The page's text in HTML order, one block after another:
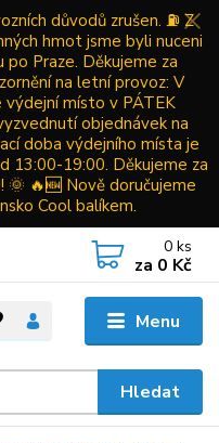
důvodů zrušen. ⛽ Z
hmot jsme byli nuceni
Praze. Děkujeme za
na letní provoz: V
výdejní místo v PÁTEK
objednávek na
doba výdejního místa je
13:00-19:00. Děkujeme za
🔥🆕 Nově doručujeme
Cool balíkem.
Menu
Hledat
0 ks
za 0 Kč